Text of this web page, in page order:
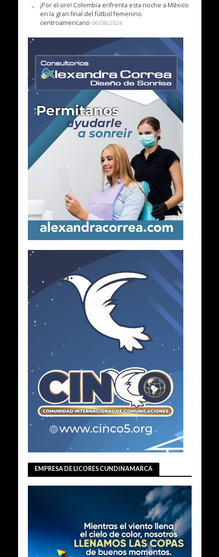
¡Por el oro! Colombia enfrenta esta noche a México
en la gran final del fútbol femenino
centroamericano 06/08/2026
EMPRESA DE LICORES CUNDINAMARCA